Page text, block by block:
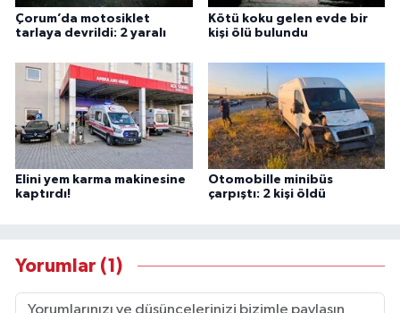
Çorum’da motosiklet
tarlaya devrildi: 2 yaralı
Kötü koku gelen evde bir
kişi ölü bulundu
Elini yem karma makinesine
kaptırdı!
Otomobille minibüs
çarpıştı: 2 kişi öldü
Yorumlar (1)